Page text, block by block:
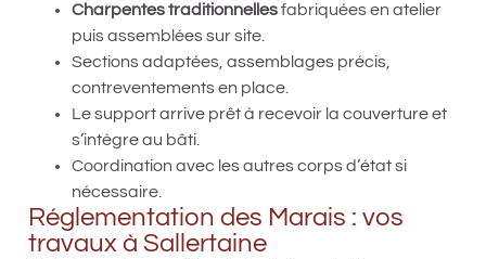
Charpentes traditionnellesfabriquées en atelier
puis assemblées sur site.
Sections adaptées, assemblages précis,
contreventements en place.
Le support arrive prêt à recevoir la couverture et
s’intègre au bâti.
Coordination avec les autres corps d’état si
nécessaire.
Réglementation des Marais : vos
travaux à Sallertaine